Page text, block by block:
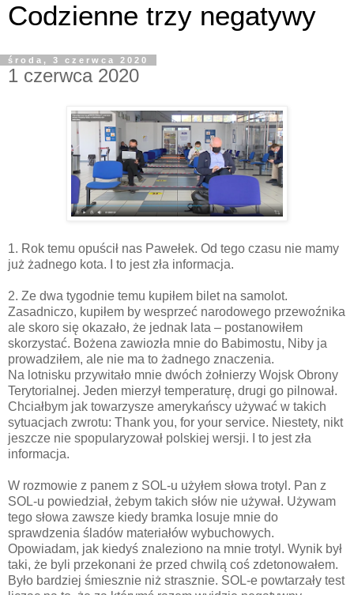
Codzienne trzy negatywy
środa, 3 czerwca 2020
1 czerwca 2020
1. Rok temu opuścił nas Pawełek. Od tego czasu nie mamy
już żadnego kota. I to jest zła informacja.
2. Ze dwa tygodnie temu kupiłem bilet na samolot.
Zasadniczo, kupiłem by wesprzeć narodowego przewoźnika
ale skoro się okazało, że jednak lata – postanowiłem
skorzystać. Bożena zawiozła mnie do Babimostu, Niby ja
prowadziłem, ale nie ma to żadnego znaczenia.
Na lotnisku przywitało mnie dwóch żołnierzy Wojsk Obrony
Terytorialnej. Jeden mierzył temperaturę, drugi go pilnował.
Chciałbym jak towarzysze amerykańscy używać w takich
sytuacjach zwrotu: Thank you, for your service. Niestety, nikt
jeszcze nie spopularyzował polskiej wersji. I to jest zła
informacja.
W rozmowie z panem z SOL-u użyłem słowa trotyl. Pan z
SOL-u powiedział, żebym takich słów nie używał. Używam
tego słowa zawsze kiedy bramka losuje mnie do
sprawdzenia śladów materiałów wybuchowych.
Opowiadam, jak kiedyś znaleziono na mnie trotyl. Wynik był
taki, że byli przekonani że przed chwilą coś zdetonowałem.
Było bardziej śmiesznie niż strasznie. SOL-e powtarzały test